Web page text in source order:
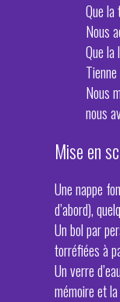
Que
Nous
Que la
Nous
nous
Mise en
Une nappe
d’abord),
Un bol par
torréfiées à
Un verre
mémoire et